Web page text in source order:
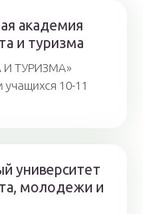
академия
и туризма
ТУРИЗМА»
10-11
университет
молодежи и